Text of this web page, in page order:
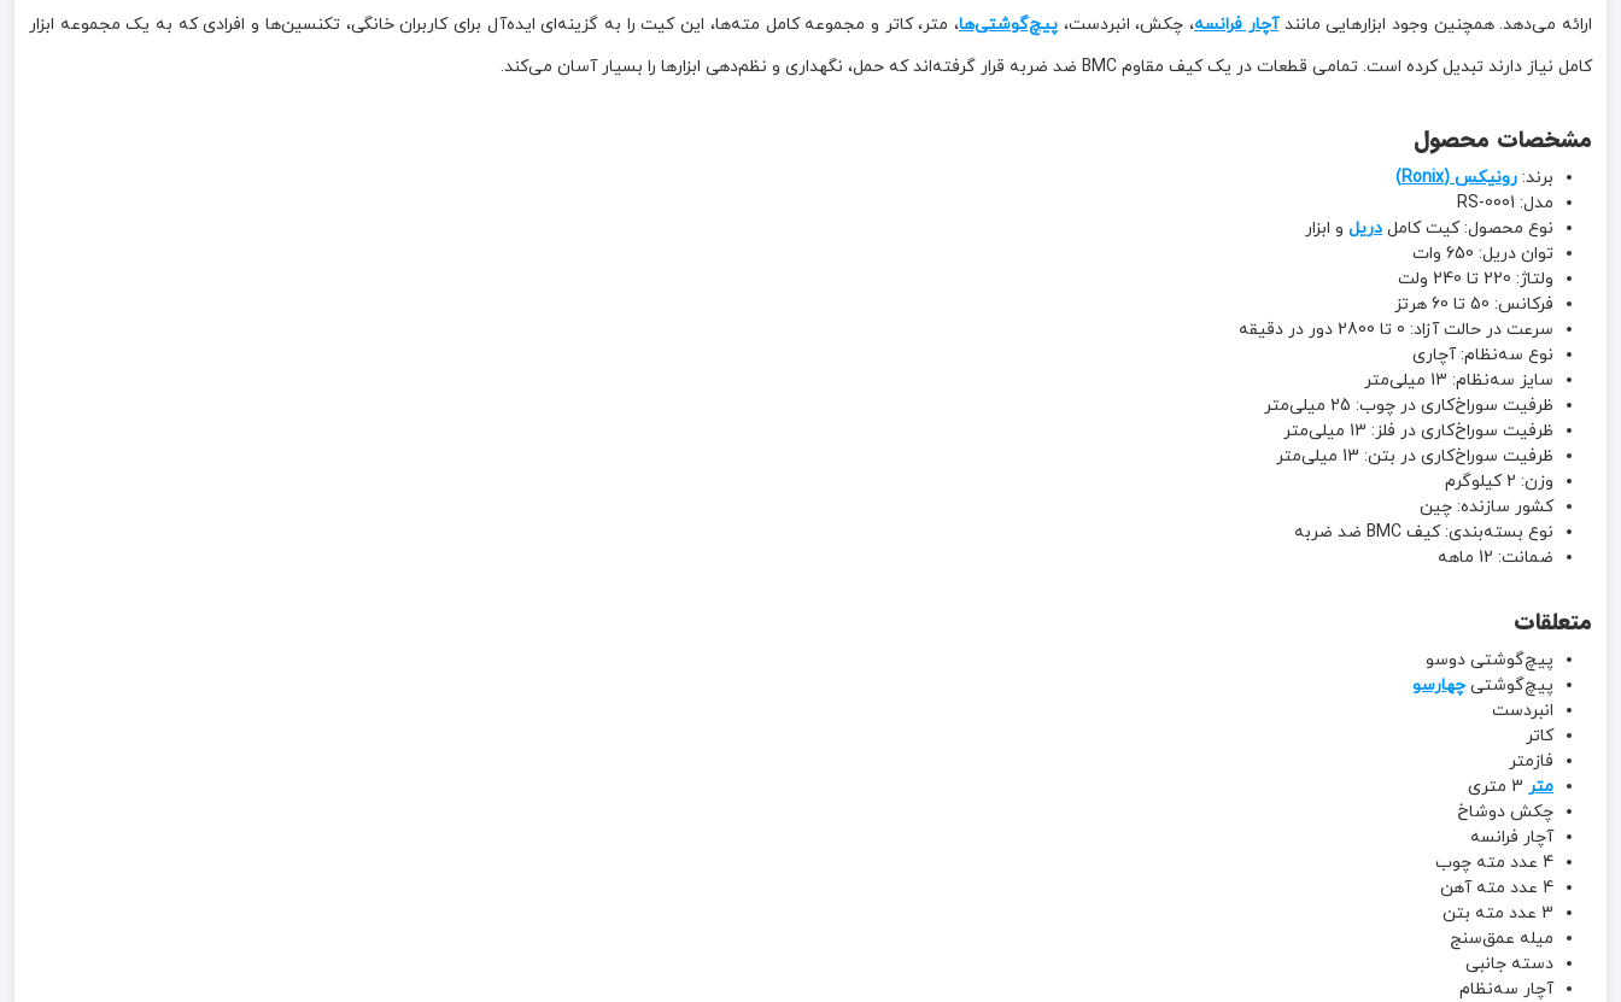
ارائه می‌دهد. همچنین وجود ابزارهایی مانندآچار فرانسه، چکش، انبردست، پیچ‌گوشتی‌ها، متر، کاتر و مجموعه کامل مته‌ها، این کیت را به گزینه‌ای ایده‌آل برای کاربران خانگی، تکنسین‌ها و افرادی که به یک مجموعه ابزار
کامل نیاز دارند تبدیل کرده است. تمامی قطعات در یک کیف مقاوم BMC ضد ضربه قرار گرفته‌اند که حمل، نگهداری و نظم‌دهی ابزارها را بسیار آسان می‌کند.
مشخصات محصول
برند: رونیکس (Ronix)
مدل: RS-0001
نوع محصول: کیت کامل دریل و ابزار
توان دریل: 650 وات
ولتاژ: 220 تا 240 ولت
فرکانس: 50 تا 60 هرتز
سرعت در حالت آزاد: 0 تا 2800 دور در دقیقه
نوع سه‌نظام: آچاری
سایز سه‌نظام: 13 میلی‌متر
ظرفیت سوراخ‌کاری در چوب: 25 میلی‌متر
ظرفیت سوراخ‌کاری در فلز: 13 میلی‌متر
ظرفیت سوراخ‌کاری در بتن: 13 میلی‌متر
وزن: 2 کیلوگرم
کشور سازنده: چین
نوع بسته‌بندی: کیف BMC ضد ضربه
ضمانت: 12 ماهه
متعلقات
پیچ‌گوشتی دوسو
پیچ‌گوشتی چهارسو
انبردست
کاتر
فازمتر
متر
چکش دوشاخ
آچار فرانسه
4 عدد مته چوب
4 عدد مته آهن
3 عدد مته بتن
میله عمق‌سنج
دسته جانبی
آچار سه‌نظام